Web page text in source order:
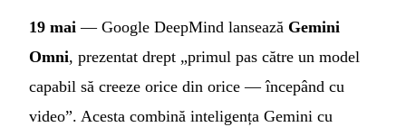
19 mai — Google DeepMind lansează Gemini
Omni, prezentat drept „primul pas către un model
capabil să creeze orice din orice — începând cu
video”. Acesta combină inteligența Gemini cu